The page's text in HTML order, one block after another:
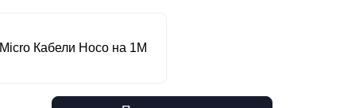
Micro Кабели Hoco на 1М